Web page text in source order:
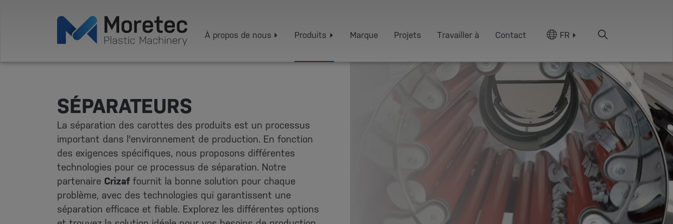
À propos de nous Produits Marque Projets Travailler à Contact FR
SÉPARATEURS
La séparation des carottes des produits est un processus
important dans l'environnement de production. En fonction
des exigences spécifiques, nous proposons différentes
technologies pour ce processus de séparation. Notre
partenaire Crizaffournit la bonne solution pour chaque
problème, avec des technologies qui garantissent une
séparation efficace et fiable. Explorez les différentes options